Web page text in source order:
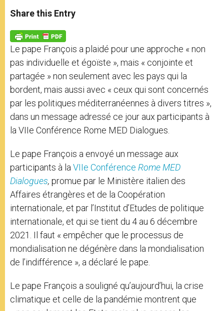
t
s
p
p
s
e
g
e
r
e
b
o
k
Share this Entry
Le pape François a plaidé pour une approche « non
pas individuelle et égoïste », mais « conjointe et
partagée » non seulement avec les pays qui la
bordent, mais aussi avec « ceux qui sont concernés
par les politiques méditerranéennes à divers titres »,
dans un message adressé ce jour aux participants à
la VIIe Conférence Rome MED Dialogues.
Le pape François a envoyé un message aux
participants à la VIIe Conférence Rome MED
Dialogues, promue par le Ministère italien des
Affaires étrangères et de la Coopération
internationale, et par l’Institut d’Etudes de politique
internationale, et qui se tient du 4 au 6 décembre
2021. Il faut « empêcher que le processus de
mondialisation ne dégénère dans la mondialisation
de l’indifférence », a déclaré le pape.
Le pape François a souligné qu’aujourd’hui, la crise
climatique et celle de la pandémie montrent que